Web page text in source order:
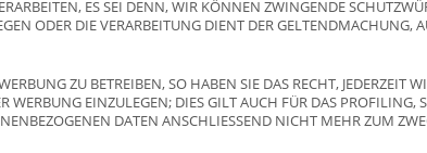
ES SEI DENN, WIR KÖNNEN ZWINGENDE
ODER DIE VERARBEITUNG DIENT DER GELTENDMACHUNG,
ZU BETREIBEN, SO HABEN SIE DAS RECHT, JEDERZEIT
WERBUNG EINZULEGEN; DIES GILT AUCH FÜR DAS
DATEN ANSCHLIESSEND NICHT MEHR ZUM